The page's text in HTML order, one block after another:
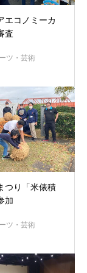
エコノミーカ
査
ツ・芸術
つり「米俵積
加
ツ・芸術